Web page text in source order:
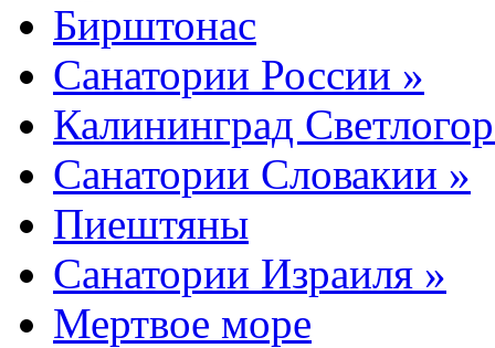
Бирштонас
Санатории России »
Калининград
Санатории Словакии »
Пиештяны
Санатории Израиля »
Мертвое море